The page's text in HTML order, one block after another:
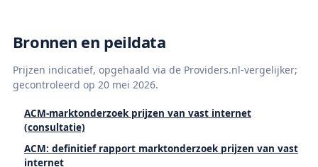
Bronnen en peildata
Prijzen indicatief, opgehaald via de Providers.nl-vergelijker;
gecontroleerd op 20 mei 2026.
ACM-marktonderzoek prijzen van vast internet
(consultatie)
ACM: definitief rapport marktonderzoek prijzen van vast
internet